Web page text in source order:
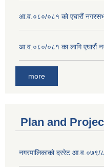
आ.व.०८०/०८१ को एघारौं
आ.व.०८०/०८१ का लागि एघारौं
more
Plan and
नगरपालिकाको दररेट आ.व.०७९/